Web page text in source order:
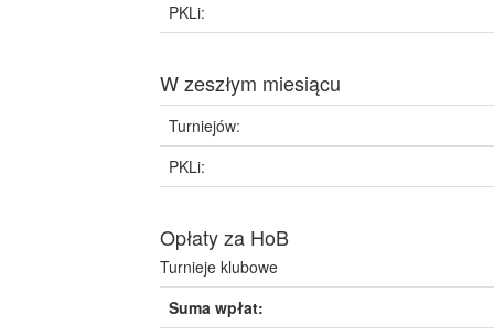
PKLi:
W zeszłym miesiącu
Turniejów:
PKLi:
Opłaty za HoB
Turnieje klubowe
Suma wpłat: